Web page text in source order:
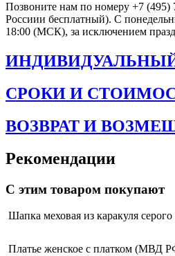
Позвоните нам по номеру +7 (495)
Россиии бесплатный). С
18:00 (МСК), за исключением
СРОКИ И
ВОЗВРАТ И
Рекомендации
С этим товаром покупают
Шапка меховая из каракуля
Платье женское с платком (МВД